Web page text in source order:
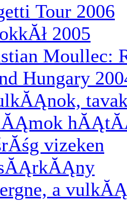
Tour 2006
2005
Moullec:
Hungary
vizeken
a